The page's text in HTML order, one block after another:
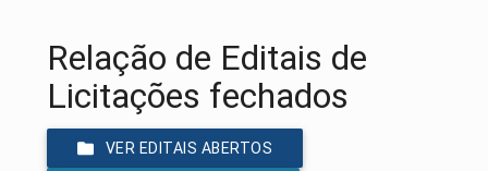
Relação de Editais de
Licitações fechados
VER EDITAIS ABERTOS